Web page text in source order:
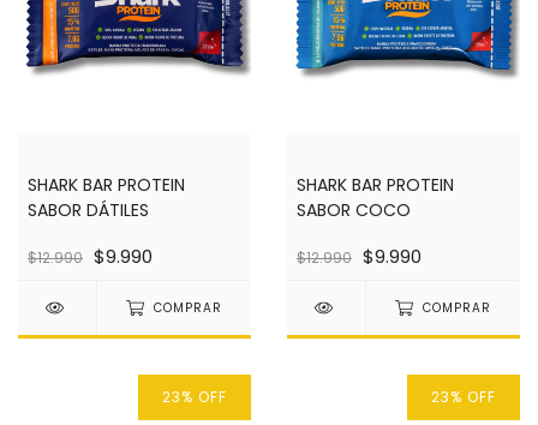
SHARK BAR PROTEIN
SABOR DÁTILES
$12.990 $9.990
COMPRAR
SHARK BAR PROTEIN
SABOR COCO
$12.990 $9.990
COMPRAR
23% OFF 23% OFF